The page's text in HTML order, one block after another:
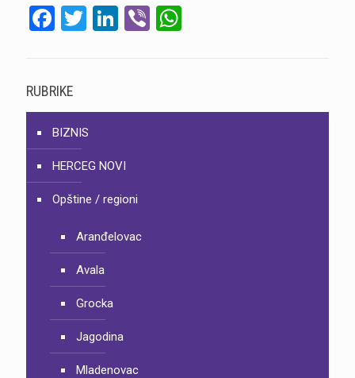
Facebook
Twitter
LinkedIn
Viber
RUBRIKE
BIZNIS
HERCEG NOVI
Opštine / regioni
Aranđelovac
Avala
Grocka
Jagodina
Mladenovac